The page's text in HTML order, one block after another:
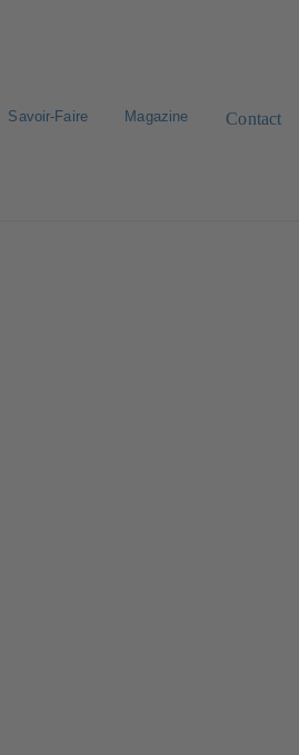
Savoir-Faire Magazine Contact